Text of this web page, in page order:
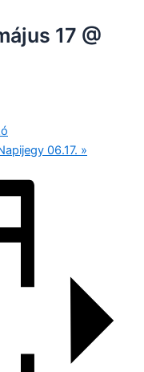
17 @
06.17. »